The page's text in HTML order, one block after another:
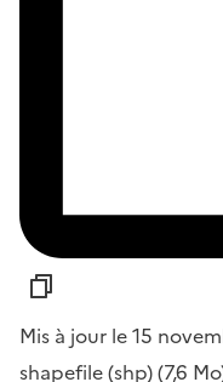
Mis à jour le 15
shapefile (shp)(7,6